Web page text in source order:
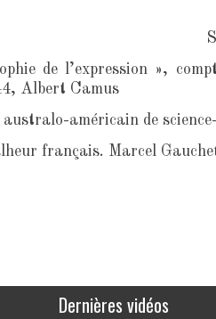
de l’expression »,
Albert Camus
américain de
français. Marcel
Dernières vidéos